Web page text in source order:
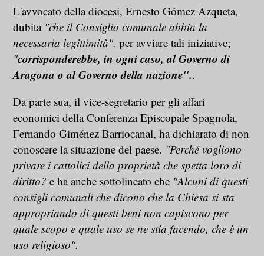
L'avvocato della diocesi, Ernesto Gómez Azqueta,
dubita "che il Consiglio comunale abbia la
necessaria legittimità". per avviare tali iniziative;
"corrisponderebbe, in ogni caso, al Governo di
Aragona o al Governo della nazione"..
Da parte sua, il vice-segretario per gli affari
economici della Conferenza Episcopale Spagnola,
Fernando Giménez Barriocanal, ha dichiarato di non
conoscere la situazione del paese. "Perché vogliono
privare i cattolici della proprietà che spetta loro di
diritto?e ha anche sottolineato che "Alcuni di questi
consigli comunali che dicono che la Chiesa si sta
appropriando di questi beni non capiscono per
quale scopo e quale uso se ne stia facendo, che è un
uso religioso".